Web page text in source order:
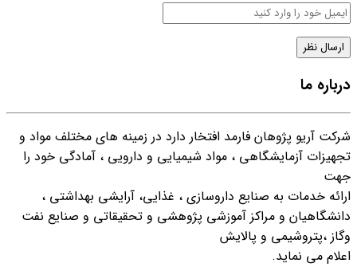
درباره ما
شرکت آریو پژوهان فارمد افتخار دارد در زمینه هاي مختلف مواد و
تجهیزات آزمایشگاهی ، مواد شیمیایی و دارویی ، آمادگی خود را
جهت
ارائه خدمات به صنایع داروسازي ، غذایی، آرایشی بهداشتی ،
دانشگاهیان و مراکز آموزشی پژوهشی و تحقیقاتی و صنایع نفت
وگاز ،پتروشیمی و پالایش
اعلام می نماید.